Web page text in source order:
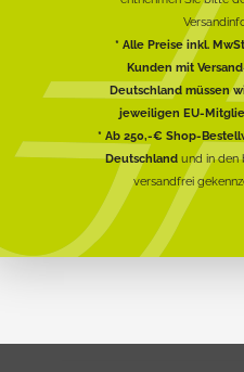
* Alle Preise inkl.
Kunden mit
Deutschland müssen
jeweiligen EU-
* Ab 250,-€ Shop-
Deutschlandund in den
versandfrei